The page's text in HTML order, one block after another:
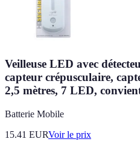
Veilleuse LED avec
capteur crépusculaire,
2,5 mètres, 7 LED,
Batterie Mobile
15.41 EURVoir le prix